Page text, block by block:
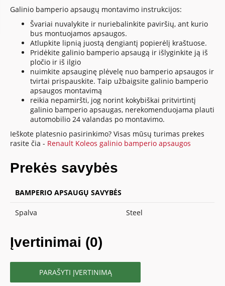
Galinio bamperio apsaugų montavimo instrukcijos:
Švariai nuvalykite ir nuriebalinkite paviršių, ant kurio
bus montuojamos apsaugos.
Atlupkite lipnią juostą dengiantį popierėlį kraštuose.
Pridėkite galinio bamperio apsaugą ir išlyginkite ją iš
pločio ir iš ilgio
nuimkite apsauginę plėvelę nuo bamperio apsaugos ir
tvirtai prispauskite. Taip užbaigsite galinio bamperio
apsaugos montavimą
reikia nepamiršti, jog norint kokybiškai pritvirtintį
galinio bamperio apsaugas, nerekomenduojama plauti
automobilio 24 valandas po montavimo.
Ieškote platesnio pasirinkimo? Visas mūsų turimas prekes
rasite čia - Renault Koleos galinio bamperio apsaugos
Prekės savybės
BAMPERIO APSAUGŲ SAVYBĖS
Spalva Steel
Įvertinimai (0)
PARAŠYTI ĮVERTINIMĄ